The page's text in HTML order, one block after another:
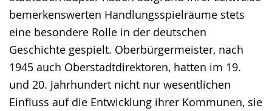
bemerkenswerten Handlungsspielräume stets
eine besondere Rolle in der deutschen
Geschichte gespielt. Oberbürgermeister, nach
1945 auch Oberstadtdirektoren, hatten im 19.
und 20. Jahrhundert nicht nur wesentlichen
Einfluss auf die Entwicklung ihrer Kommunen, sie